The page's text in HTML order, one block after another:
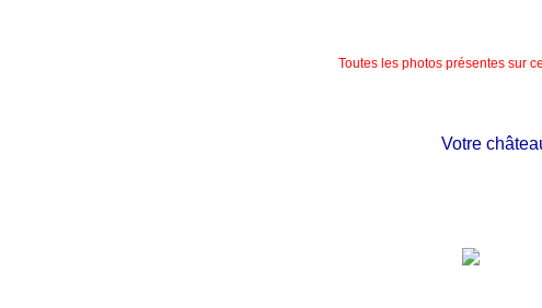
Toutes les photos présentes sur
Votre